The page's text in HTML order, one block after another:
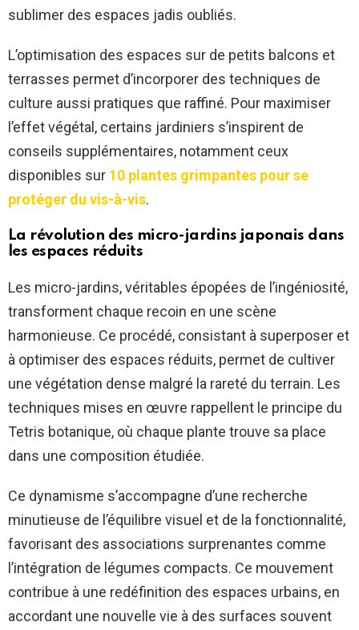
sublimer des espaces jadis oubliés.
L’optimisation des espaces sur de petits balcons et
terrasses permet d’incorporer des techniques de
culture aussi pratiques que raffiné. Pour maximiser
l’effet végétal, certains jardiniers s’inspirent de
conseils supplémentaires, notamment ceux
disponibles sur 10 plantes grimpantes pour se
protéger du vis-à-vis.
La révolution des micro-jardins japonais dans
les espaces réduits
Les micro-jardins, véritables épopées de l’ingéniosité,
transforment chaque recoin en une scène
harmonieuse. Ce procédé, consistant à superposer et
à optimiser des espaces réduits, permet de cultiver
une végétation dense malgré la rareté du terrain. Les
techniques mises en œuvre rappellent le principe du
Tetris botanique, où chaque plante trouve sa place
dans une composition étudiée.
Ce dynamisme s’accompagne d’une recherche
minutieuse de l’équilibre visuel et de la fonctionnalité,
favorisant des associations surprenantes comme
l’intégration de légumes compacts. Ce mouvement
contribue à une redéfinition des espaces urbains, en
accordant une nouvelle vie à des surfaces souvent